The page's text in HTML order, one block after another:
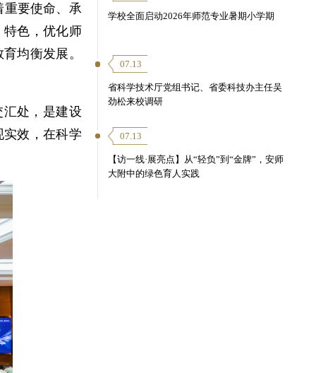
重要使命、承
色，优化师
均衡发展。
处，是建设
效，在科学
学校全面启动2026年师范专业暑期小学期
07.13
省科学技术厅党组书记、省委科技办主任吴
劲松来校调研
07.13
【访一线·展亮点】从“轻负”到“金牌”，安师
大附中的绿色育人实践